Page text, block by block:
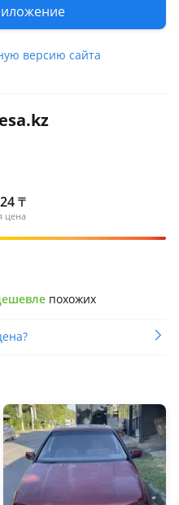
версию сайта
₸
цена
похожих